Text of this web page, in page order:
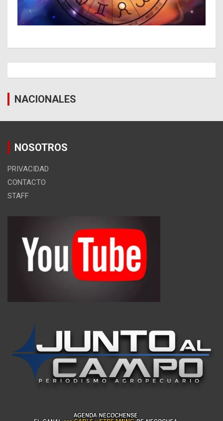
NACIONALES
NOSOTROS
PRIVACIDAD
CONTACTO
STAFF